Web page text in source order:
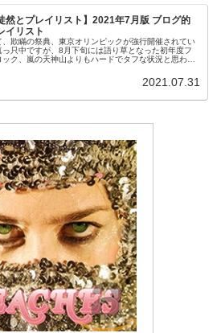
然とプレイリスト】2021年7月版 ブログ的
イリスト
、欺瞞の祭典、東京オリンピックが強行開催されてい
っ只中ですが、8月下旬には語り草となった初年度フ
ック、嵐の天神山よりもハードでタフな状況と思われ
2021.07.31